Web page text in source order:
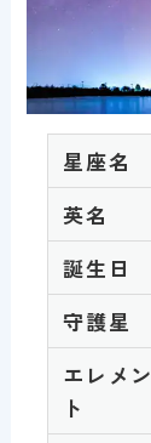
星座名
英名
誕生日
守護星
エレメン
ト